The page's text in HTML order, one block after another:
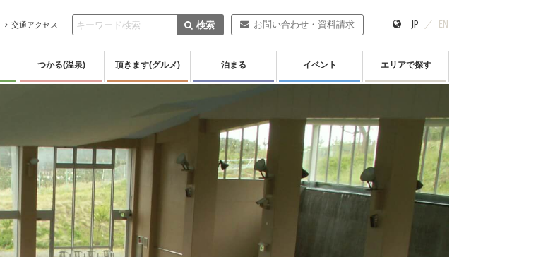
交通アクセス 検索 お問い合わせ・資料請求 JP EN
つかる(温泉) 頂きます(グルメ) 泊まる イベント エリアで探す